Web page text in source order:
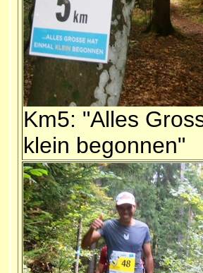
Km5: "Alles
klein begonnen"